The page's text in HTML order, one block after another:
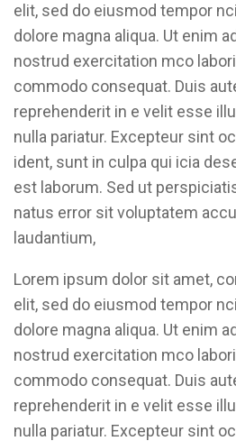
elit, sed do eiusmod tempor
dolore magna aliqua. Ut enim
nostrud exercitation mco
commodo consequat. Duis
reprehenderit in e velit esse
nulla pariatur. Excepteur sint
ident, sunt in culpa qui icia
est laborum. Sed ut
natus error sit voluptatem
laudantium,
Lorem ipsum dolor sit amet,
elit, sed do eiusmod tempor
dolore magna aliqua. Ut enim
nostrud exercitation mco
commodo consequat. Duis
reprehenderit in e velit esse
nulla pariatur. Excepteur sint